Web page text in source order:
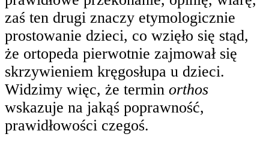
zaś ten drugi znaczy etymologicznie
prostowanie dzieci, co wzięło się stąd,
że ortopeda pierwotnie zajmował się
skrzywieniem kręgosłupa u dzieci.
Widzimy więc, że termin orthos
wskazuje na jakąś poprawność,
prawidłowości czegoś.